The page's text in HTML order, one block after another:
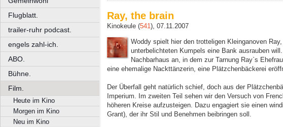
Flugblatt.
trailer-ruhr podcast.
engels zahl-ich.
ABO.
Bühne.
Film.
Heute im Kino
Morgen im Kino
Neu im Kino
Ray, the brain
Kinokeule (541), 07.11.2007
Woddy spielt hier den trotteligen Kleinganoven
unterbelichteten Kumpels eine Bank ausrauben
Nachbarhaus an, in dem zur Tarnung Ray`s
eine ehemalige Nackttänzerin, eine Plätzchenbäckerei
Der Überfall geht natürlich schief, doch aus der
Imperium. Im zweiten Teil sehen wir den Versuch von
höheren Kreise aufzusteigen. Dazu engagiert sie einen
Grant), der ihr Stil und Benehmen beibringen soll.